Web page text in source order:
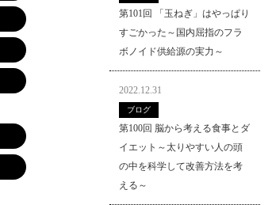
第101回 「玉ねぎ」はやっぱり
すごかった～国内屈指のフラ
ボノイド供給源の実力～
2022.12.31
ブログ
第100回 脳から考える食事とダ
イエット～太りやすい人の頭
の中を科学して改善方法を考
える～